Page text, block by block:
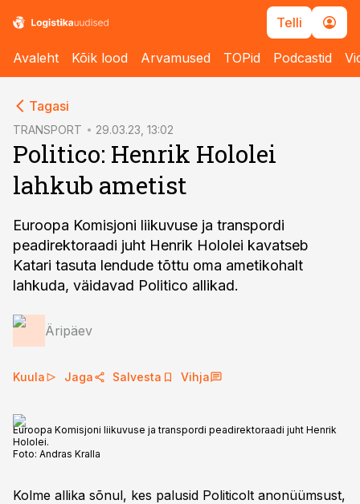
Telli
Avaleht Kõik lood Arvamused TOPid Podcastid
Tagasi
TRANSPORT 29.03.23, 13:02
Politico: Henrik Hololei
lahkub ametist
Euroopa Komisjoni liikuvuse ja transpordi
peadirektoraadi juht Henrik Hololei kavatseb
Katari tasuta lendude tõttu oma ametikohalt
lahkuda, väidavad Politico allikad.
Äripäev
Kuula Jaga Salvesta Vihja
Euroopa Komisjoni liikuvuse ja transpordi peadirektoraadi juht Henrik
Hololei.
Foto: Andras Kralla
Kolme allika sõnul, kes palusid Politicolt anonüümsust,